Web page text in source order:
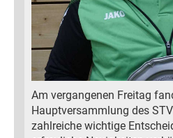
Am vergangenen Freitag
Hauptversammlung des
zahlreiche wichtige